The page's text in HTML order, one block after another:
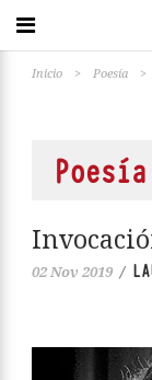
Inicio > Poesía >
Poesía
02 Nov 2019 /